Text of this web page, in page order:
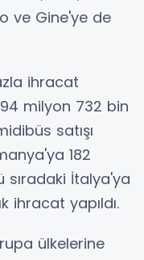
ve Gine'ye de
ihracat
milyon 732 bin
satışı
182
İtalya'ya
ihracat yapıldı.
ülkelerine